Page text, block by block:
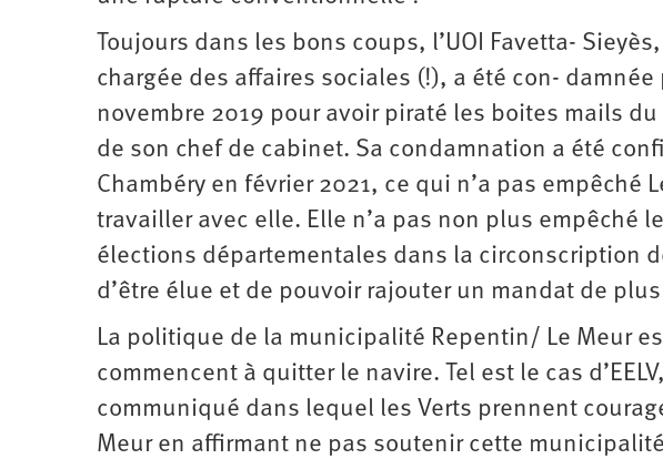
Toujours dans les bons coups, l’UOI Favetta-
chargée des affaires sociales (!), a été con-
novembre 2019 pour avoir piraté les boites mails
de son chef de cabinet. Sa condamnation a été
Chambéry en février 2021, ce qui n’a pas empêché
travailler avec elle. Elle n’a pas non plus empêché
élections départementales dans la circonscription
d’être élue et de pouvoir rajouter un mandat de
La politique de la municipalité Repentin/ Le Meur
commencent à quitter le navire. Tel est le cas
communiqué dans lequel les Verts prennent
Meur en affirmant ne pas soutenir cette